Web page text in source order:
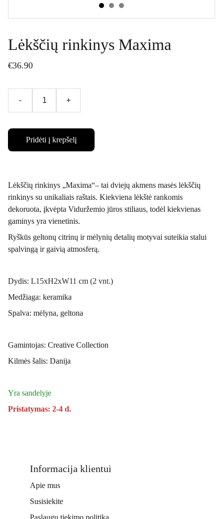
Lėkščių rinkinys Maxima
€36.90
- +
Pridėti į krepšelį
Lėkščių rinkinys „Maxima“– tai dviejų akmens masės lėkščių
rinkinys su unikaliais raštais. Kiekviena lėkštė rankomis
dekoruota, įkvėpta Viduržemio jūros stiliaus, todėl kiekvienas
gaminys yra vienetinis.
Ryškūs geltonų citrinų ir mėlynių detalių motyvai suteikia stalui
spalvingą ir gaivią atmosferą.
Dydis: L15xH2xW11 cm (2 vnt.)
Medžiaga: keramika
Spalva: mėlyna, geltona
Gamintojas: Creative Collection
Kilmės šalis: Danija
Yra sandelyje
Pristatymas: 2-4 d.
Apie mus
Paslaugų tiekimo politika
Informacija klientui
Susisiekite